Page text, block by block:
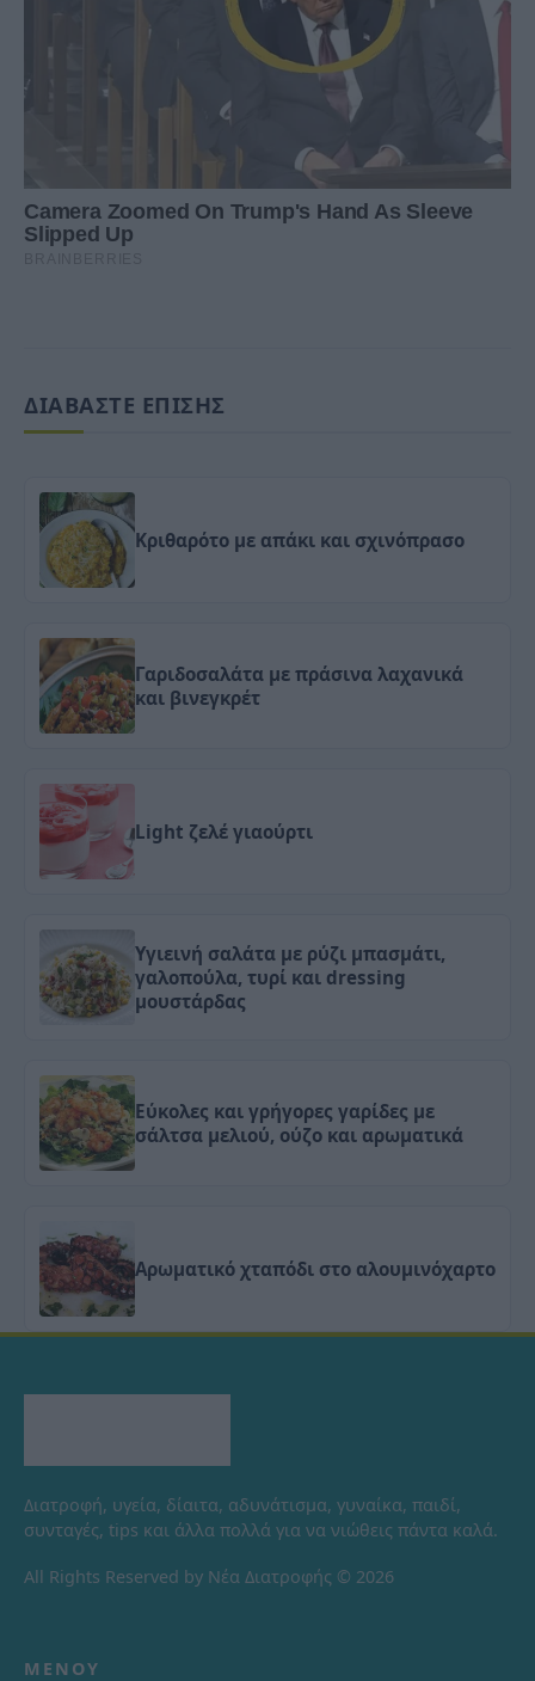
ΔΙΑΒΑΣΤΕ ΕΠΙΣΗΣ
Κριθαρότο με απάκι και σχινόπρασο
Γαριδοσαλάτα με πράσινα λαχανικά
και βινεγκρέτ
Light ζελέ γιαούρτι
Υγιεινή σαλάτα με ρύζι μπασμάτι,
γαλοπούλα, τυρί και dressing
μουστάρδας
Εύκολες και γρήγορες γαρίδες με
σάλτσα μελιού, ούζο και αρωματικά
Αρωματικό χταπόδι στο αλουμινόχαρτο
Διατροφή, υγεία, δίαιτα, αδυνάτισμα, γυναίκα, παιδί,
συνταγές, tips και άλλα πολλά για να νιώθεις πάντα καλά.
All Rights Reserved by Νέα Διατροφής © 2026
ΜΕΝΟΎ